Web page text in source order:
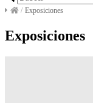
/ Exposiciones
Exposiciones